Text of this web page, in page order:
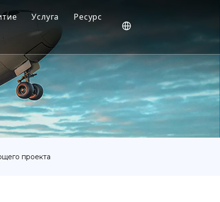
Услуга
Ваши отзывы способствуют нашим
Ресурс
Блог
Новости
Видео
Часто задаваемые вопросы
проекта